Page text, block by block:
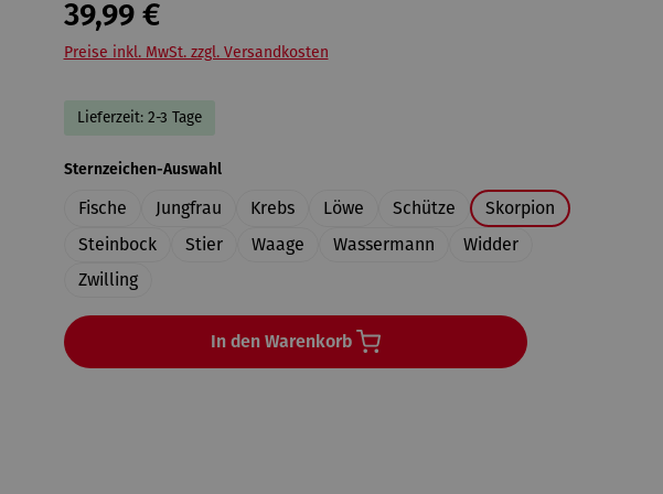
39,99 €
Preise inkl. MwSt. zzgl. Versandkosten
Lieferzeit: 2-3 Tage
Sternzeichen-Auswahlauswählen
Fische Jungfrau Krebs Löwe Schütze
Skorpion
Steinbock
Stier Waage Wassermann
Widder
Zwilling
In den Warenkorb